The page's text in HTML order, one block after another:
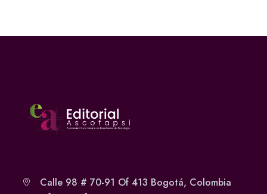
Calle 98 # 70-91 Of 413 Bogotá, Colombia